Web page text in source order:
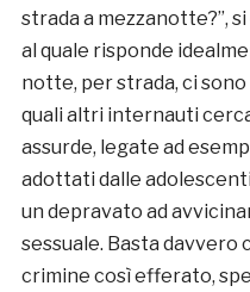
strada a mezzanotte?”,
al quale risponde
notte, per strada, ci sono
quali altri internauti
assurde, legate ad
adottati dalle
un depravato ad
sessuale. Basta davvero
crimine così efferato,